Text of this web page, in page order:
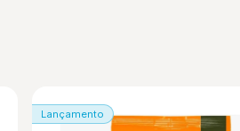
Lançamento